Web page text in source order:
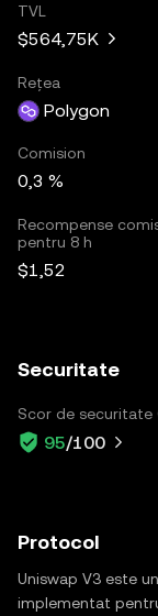
TVL
$564,75K
Rețea
Polygon
Comision
0,3 %
Recompense
pentru 8 h
$1,52
Securitate
Scor de securitate
95/100
Protocol
Uniswap V3 este
implementat